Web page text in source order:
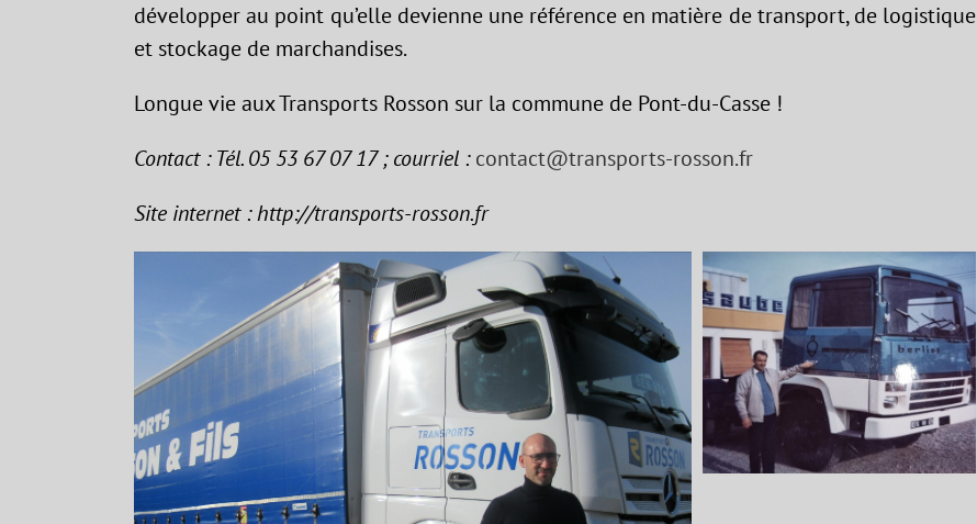
développer au point qu’elle devienne une référence en matière de transport, de logistique
et stockage de marchandises.
Longue vie aux Transports Rosson sur la commune de Pont-du-Casse !
Contact : Tél. 05 53 67 07 17 ; courriel :contact@transports-rosson.fr
Site internet : http://transports-rosson.fr